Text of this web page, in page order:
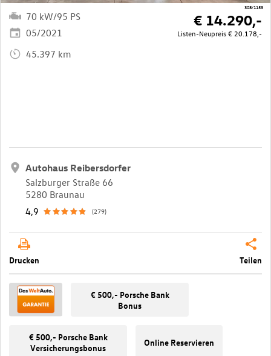
308/1153
70 kW/95 PS
05/2021
45.397 km
€ 14.290,-
Listen-Neupreis€ 20.178,-
Autohaus Reibersdorfer
Salzburger Straße 66
5280 Braunau
4,9
(279)
Drucken Teilen
€ 500,- Porsche Bank
Bonus
€ 500,- Porsche Bank
Versicherungsbonus
Online Reservieren